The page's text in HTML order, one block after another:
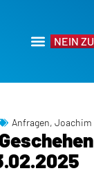
NEIN
Anfragen, Joachim